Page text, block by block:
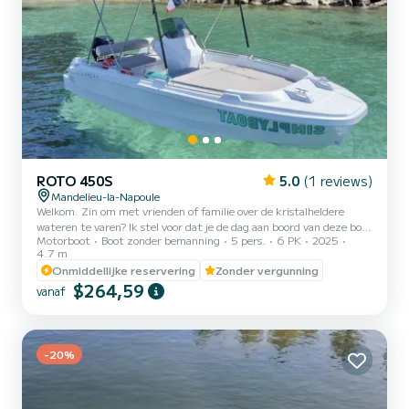
ROTO 450S 5.0 (1 reviews)
Mandelieu-la-Napoule
Welkom. Zin om met vrienden of familie over de kristalheldere
wateren te varen? Ik stel voor dat je de dag aan boord van deze boot
doorbrengt. Zijn ruime en ergonomische ontwerp biedt een mooi
dek, het is een zeer gemakkelijk te manoeuvreren boot die geschikt
is voor beginners. Met zijn 6 PK elektrische startmotor kunt u de
hele dag genieten van de paradijselijke landschappen van onze regio.
Uitrusting op aanvraag: - Onderwaterscooter Sublue €30 voor 30
Motorboot Boot zonder bemanning 5 pers. 6 PK
2025
4.7 m
Onmiddellijke reservering
Zonder vergunning
vanaf $264,59
-20%